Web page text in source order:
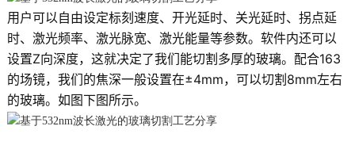
用户可以自由设定标刻速度、开光延时、关光延时、拐点延
时、激光频率、激光脉宽、激光能量等参数。软件内还可以
设置Z向深度，这就决定了我们能切割多厚的玻璃。配合163
的场镜，我们的焦深一般设置在±4mm，可以切割8mm左右
的玻璃。如图下图所示。